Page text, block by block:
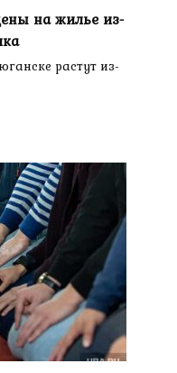
на жилье из-
растут из-